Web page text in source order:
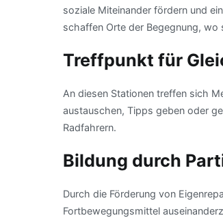
soziale Miteinander fördern und
schaffen Orte der Begegnung,
Treffpunkt für
An diesen Stationen treffen sich
austauschen, Tipps geben oder
Radfahrern.
Bildung durch
Durch die Förderung von
Fortbewegungsmittel